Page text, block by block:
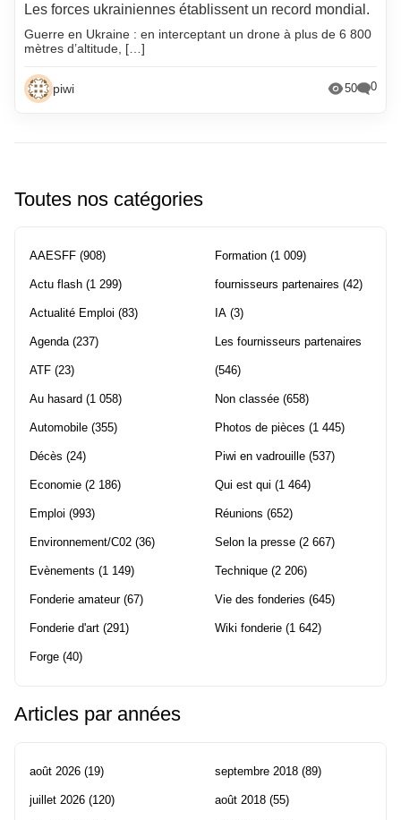
Les forces ukrainiennes établissent un record mondial.
Guerre en Ukraine : en interceptant un drone à plus de 6 800
mètres d’altitude, […]
piwi 50 0
Toutes nos catégories
AAESFF (908)
Actu flash (1 299)
Actualité Emploi (83)
Agenda(237)
ATF (23)
Au hasard (1 058)
Automobile (355)
Décès (24)
Economie (2 186)
Emploi (993)
Environnement/C02 (36)
Evènements (1 149)
Fonderie amateur(67)
Fonderie d'art (291)
Forge (40)
Formation (1 009)
fournisseurs partenaires (42)
IA (3)
Les fournisseurs partenaires
(546)
Non classée (658)
Photos de pièces (1 445)
Piwi en vadrouille (537)
Qui est qui (1 464)
Réunions (652)
Selon la presse (2 667)
Technique (2 206)
Vie des fonderies (645)
Wiki fonderie (1 642)
Articles par années
août 2026 (19)
juillet 2026 (120)
septembre 2018 (89)
août 2018 (55)